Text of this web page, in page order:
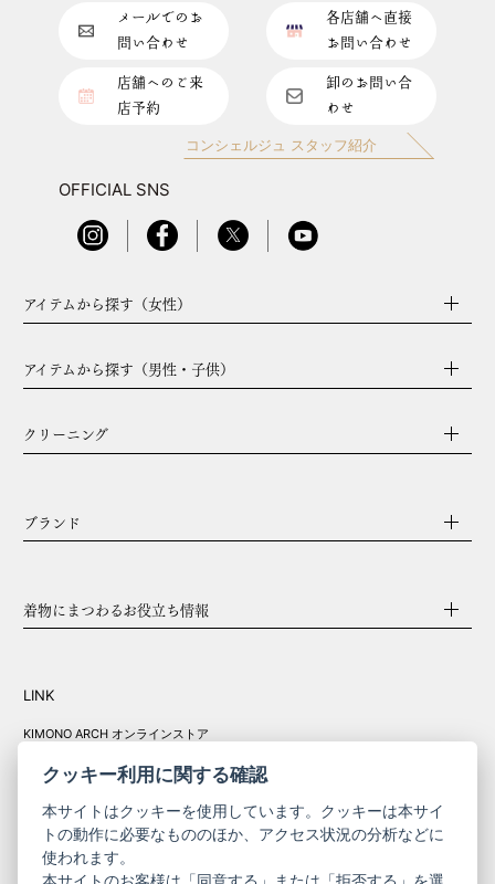
メールでのお
問い合わせ
各店舗へ直接
お問い合わせ
店舗へのご来
店予約
卸のお問い合
わせ
コンシェルジュ スタッフ紹介
OFFICIAL SNS
アイテムから探す（女性）
アイテムから探す（男性・子供）
クリーニング
ブランド
着物にまつわるお役立ち情報
LINK
KIMONO ARCH オンラインストア
きものやまと振
クッキー利用に関する確認
本サイトはクッキーを使用しています。クッキーは本サイ
トの動作に必要なもののほか、アクセス状況の分析などに
使われます。
本サイトのお客様は「同意する」または「拒否する」を選